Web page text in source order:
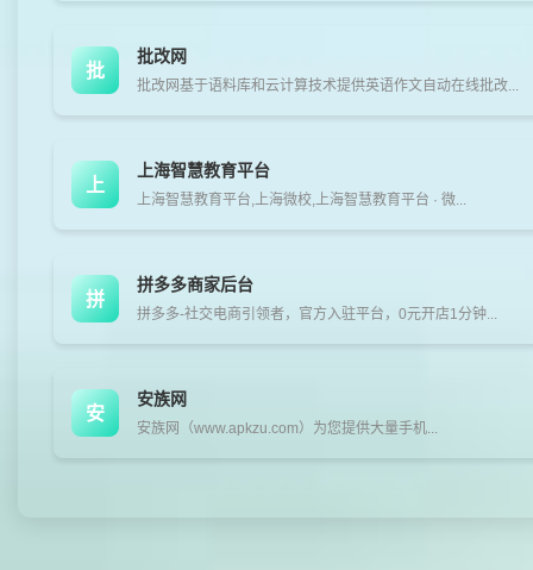
批
批改网
批改网基于语料库和云计算技术提供英语作文自动在线批改...
上
上海智慧教育平台
上海智慧教育平台,上海微校,上海智慧教育平台 · 微...
拼
拼多多商家后台
拼多多-社交电商引领者，官方入驻平台，0元开店1分钟...
安
安族网
安族网（www.apkzu.com）为您提供大量手机...